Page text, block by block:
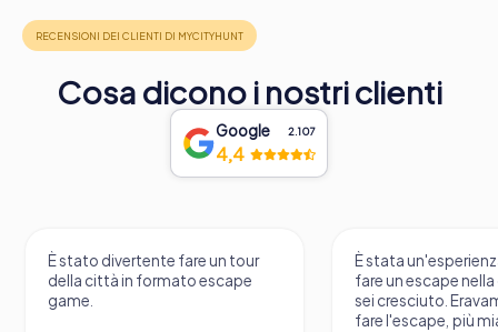
Cosa dicono i nostri clienti
Google 2.107
4,4
un tour
È stata un'esperienza fantastica
fare un escape nella città in cui
sei cresciuto. Eravamo in tre a
fare l'escape, più mia figlia...